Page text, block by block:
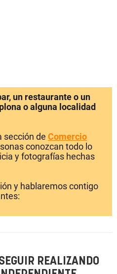
un restaurante o un
o alguna localidad
sección de Comercio
conozcan todo lo
y fotografías hechas
y hablaremos contigo
REALIZANDO